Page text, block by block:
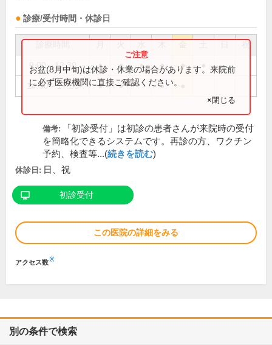
診療/受付時間・休診日
祝
9:00～12:30 ● ● ● ● ●
14:30～17:30 ● ● ●
お盆(8月中旬)は休診・休業の場合があります。来院前
に必ず医療機関に直接ご確認ください。
×閉じる
備考:
「初診受付」は初診の患者さんが来院時の受付
を簡略化できるシステムです。再診の方、ワクチン
予約、検査等...(続きを読む)
休診日: 日、祝
初診受付
この医院の詳細をみる
アクセス数※
別の条件で検索